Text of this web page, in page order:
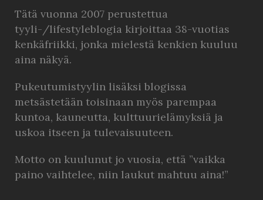
Tätä vuonna 2007 perustettua
tyyli-/lifestyleblogia kirjoittaa 38-vuotias
kenkäfriikki, jonka mielestä kenkien kuuluu
aina näkyä.
Pukeutumistyylin lisäksi blogissa
metsästetään toisinaan myös parempaa
kuntoa, kauneutta, kulttuurielämyksiä ja
uskoa itseen ja tulevaisuuteen.
Motto on kuulunut jo vuosia, että ”vaikka
paino vaihtelee, niin laukut mahtuu aina!”